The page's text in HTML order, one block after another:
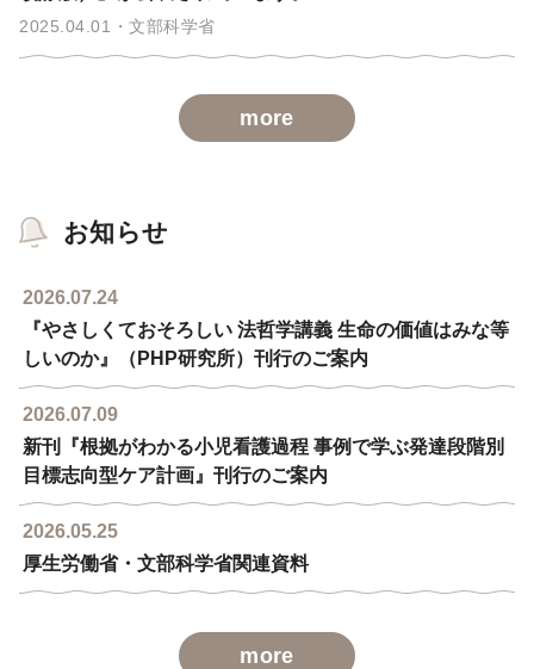
2025.04.01 文部科学省
more
お知らせ
2026.07.24
『やさしくておそろしい 法哲学講義 生命の価値はみな等
しいのか』（PHP研究所）刊行のご案内
2026.07.09
新刊『根拠がわかる小児看護過程 事例で学ぶ発達段階別
目標志向型ケア計画』刊行のご案内
2026.05.25
厚生労働省・文部科学省関連資料
more